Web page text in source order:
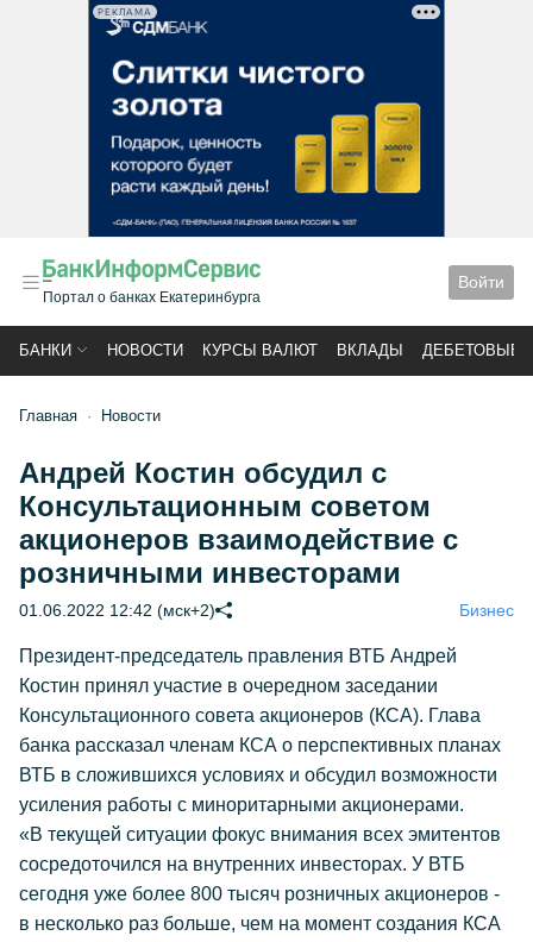
РЕКЛАМА
Портал о банках Екатеринбурга
Войти
БАНКИ НОВОСТИ КУРСЫ ВАЛЮТ ВКЛАДЫ ДЕБЕТОВЫЕ
Главная Новости
Андрей Костин обсудил с
Консультационным советом
акционеров взаимодействие с
розничными инвесторами
01.06.2022 12:42 (мск+2) Бизнес
Президент-председатель правления ВТБ Андрей
Костин принял участие в очередном заседании
Консультационного совета акционеров (КСА). Глава
банка рассказал членам КСА о перспективных планах
ВТБ в сложившихся условиях и обсудил возможности
усиления работы с миноритарными акционерами.
«В текущей ситуации фокус внимания всех эмитентов
сосредоточился на внутренних инвесторах. У ВТБ
сегодня уже более 800 тысяч розничных акционеров -
в несколько раз больше, чем на момент создания КСА